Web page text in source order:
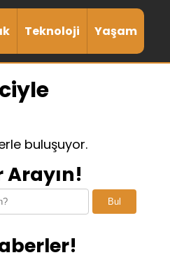
Teknoloji Yaşam
buluşuyor.
Arayın!
Bul